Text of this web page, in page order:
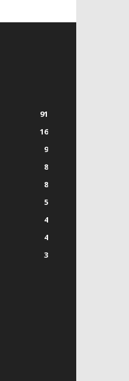
91
16
9
8
8
5
4
4
3